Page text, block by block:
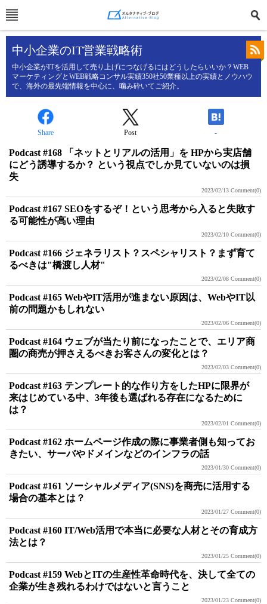
中小企業のIT営業戦略術
中小企業がITを活用して売り上げにつなげるにはどうしたらいいか？WEB
マーケティングとWEB戦略コンサル実績350社50業種以上の実績とノウハウ
で、海外の最先端情報を中心に、噛み砕いてご紹介。
Share Post -
Podcast #168 「ネットとリアルの活用」を HPから実店舗
にどう誘導するか？ という視点でしか見ていないのは損
失
2023/02/13 Comment(0)
Podcast #167 SEOをするぞ！という思考から入ると失敗す
る可能性が高い理由
2023/02/10 Comment(0)
Podcast #166 ジェネラリスト？スペシャリスト？まず育て
るべきは"橋渡し人材"
2023/02/08 Comment(0)
Podcast #165 WebやIT活用が進まない原因は、WebやIT以
前の問題かもしれない
2023/02/06 Comment(0)
Podcast #164 ウェブが当たり前になったことで、エリア商
圏の商売が押さえるべきお客さんの変化とは？
2023/02/03 Comment(0)
Podcast #163 テンプレート的な作り方をしたHPに限界が
来はじめている中、3年後も選ばれる存在になるために
は？
2023/02/01 Comment(0)
Podcast #162 ホームページ作成の際に事業者側も知ってお
きたい、サーバやドメインなどのインフラの話
2023/01/30 Comment(0)
Podcast #161 ソーシャルメディア(SNS)を商売に活用する
場合の基本とは？
2023/01/27 Comment(0)
Podcast #160 IT/Web活用で本当に必要な人材とその育成方
法とは？
2023/01/25 Comment(0)
Podcast #159 WebとITの生産性革命時代を、決して全ての
企業が生き残れるわけではないと言うこと
2023/01/23 Comment(0)